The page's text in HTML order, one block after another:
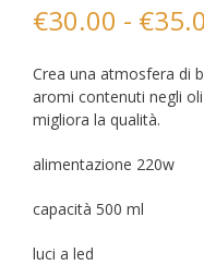
€30.00 - €
Crea una atmosfera di
aromi contenuti negli oli
migliora la qualità.
alimentazione 220w
capacità 500 ml
luci a led